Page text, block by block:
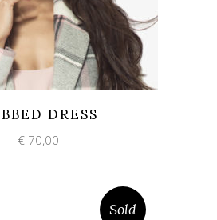
DRESS
€ 70,00
Sold